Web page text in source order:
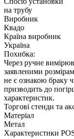
на трубу
Виробник
Квадо
Країна виробник
Україна
Похибка:
Через ручне
заявленими
не є ознакою браку
призводить до
характеристик.
Торгові стенди та
Матеріал
Метал
Характеристики